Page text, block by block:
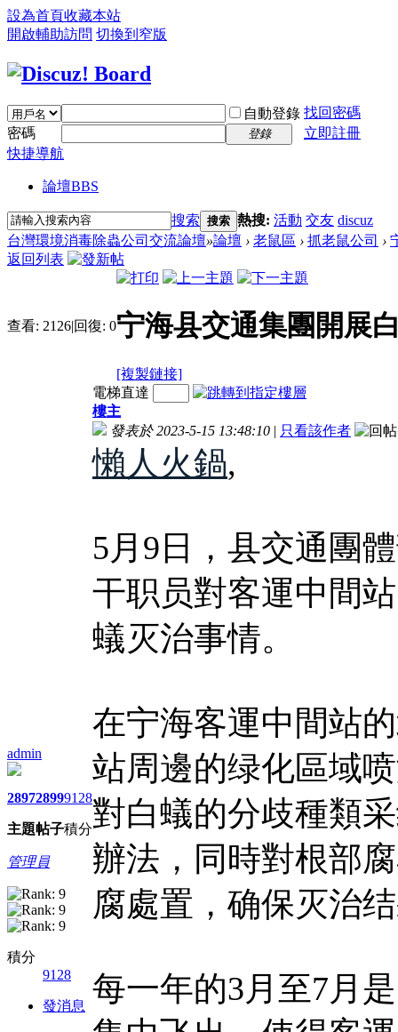
設為首頁收藏本站
開啟輔助訪問 切換到窄版
自動登錄 找回密碼
密碼
登錄
立即註冊
快捷導航
論壇BBS
搜索 搜索 熱搜: 活動 交友 discuz
台灣環境消毒除蟲公司交流論壇»論壇 › 老鼠區 › 抓老鼠公司 ›
返回列表
查看: 2126|回復: 0宁海县交通集團開展
[複製鏈接]
admin
2897
主題
2899
帖子
9128
積分
管理員
積分
9128
發消息
電梯直達
樓主
發表於 2023-5-15 13:48:10 | 只看該作者
懶人火鍋,
5月9日，县交通團
干职员對客運中間
蟻灭治事情。
在宁海客運中間站
站周邊的绿化區域
對白蟻的分歧種類
辦法，同時對根部
腐處置，确保灭治
每一年的3月至7月